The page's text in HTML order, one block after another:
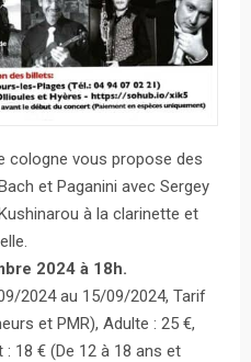
cologne vous propose des
et Paganini avec Sergey
à la clarinette et
2024 à 18h.
2024 au 15/09/2024, Tarif
et PMR), Adulte : 25 €,
18 € (De 12 à 18 ans et